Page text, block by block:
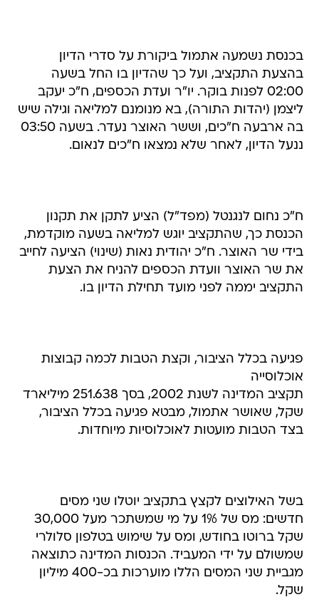
בכנסת נשמעה אתמול ביקורת על סדרי הדיון
בהצעת התקציב, ועל כך שהדיון בו החל בשעה
02:00 לפנות בוקר. יו"ר ועדת הכספים, ח"כ יעקב
ליצמן (יהדות התורה), בא מנומנם למליאה וגילה שיש
בה ארבעה ח"כים, וששר האוצר נעדר. בשעה 03:50
ננעל הדיון, לאחר שלא נמצאו ח"כים לנאום.
ח"כ נחום לנגנטל (מפד"ל) הציע לתקן את תקנון
הכנסת כך, שהתקציב יוגש למליאה בשעה מוקדמת,
בידי שר האוצר. ח"כ יהודית נאות (שינוי) הציעה לחייב
את שר האוצר וועדת הכספים להניח את הצעת
התקציב יממה לפני מועד תחילת הדיון בו.
פגיעה בכלל הציבור, וקצת הטבות לכמה קבוצות
אוכלוסייה
תקציב המדינה לשנת 2002, בסך 251.638 מיליארד
שקל, שאושר אתמול, מבטא פגיעה בכלל הציבור,
בצד הטבות מועטות לאוכלוסיות מיוחדות.
בשל האילוצים לקצץ בתקציב יוטלו שני מסים
חדשים: מס של 1% על מי שמשתכר מעל 30,000
שקל ברוטו בחודש, ומס על שימוש בטלפון סלולרי
שמשולם על ידי המעביד. הכנסות המדינה כתוצאה
מגביית שני המסים הללו מוערכות בכ-400 מיליון
שקל.